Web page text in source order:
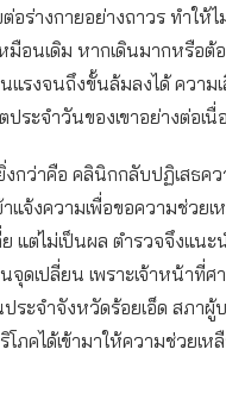
ร่างกายอย่างถาวร ทำให้ไ
มือนเดิม หากเดินมากหรือต้
แรงจนถึงขั้นล้มลงได้ ความ
ระจำวันของเขาอย่างต่อเนื่
งกว่าคือ คลินิกกลับปฏิเสธค
าแจ้งความเพื่อขอความช่วยเ
แต่ไม่เป็นผล ตำรวจจึงแนะ
จุดเปลี่ยน เพราะเจ้าหน้าที่ศ
ระจำจังหวัดร้อยเอ็ด สภาผู้
ภคได้เข้ามาให้ความช่วยเห